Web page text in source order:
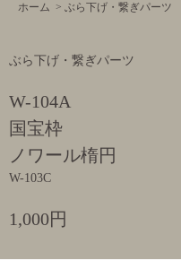
ホーム > ぶら下げ・繋ぎパーツ
ぶら下げ・繋ぎパーツ
W-104A
国宝枠
ノワール楕円
W-103C
1,000円